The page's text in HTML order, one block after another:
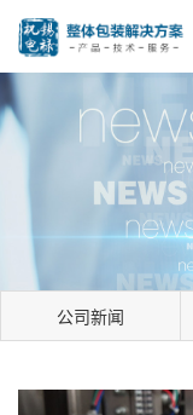
公司新闻